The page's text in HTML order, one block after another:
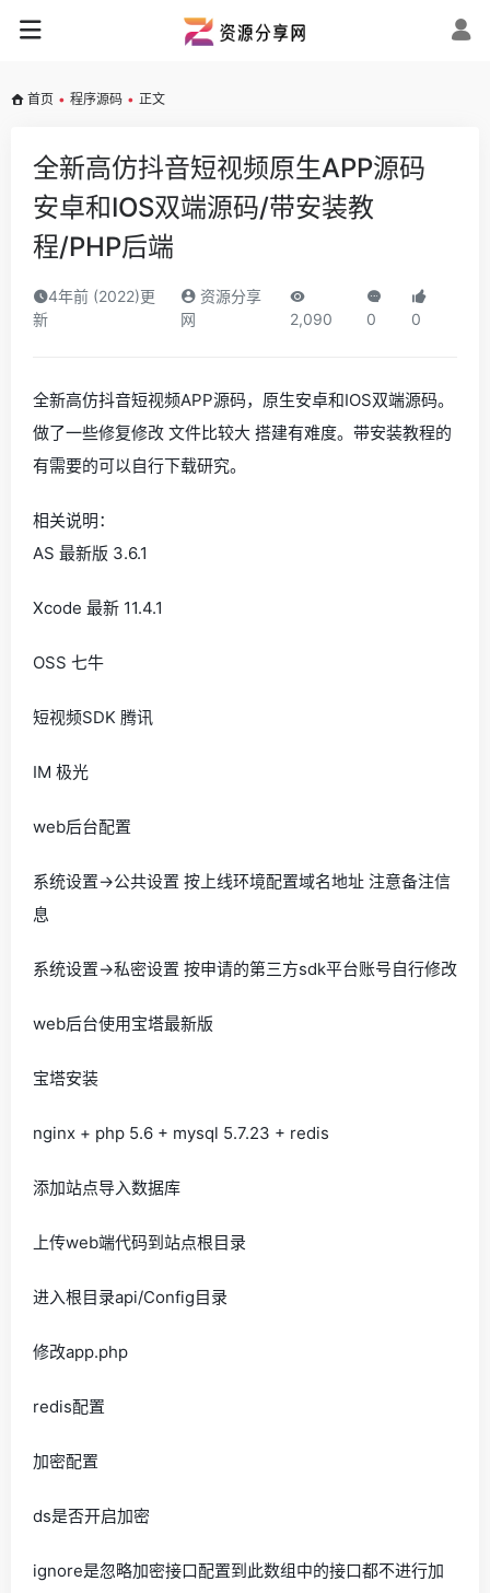
首页 • 程序源码 • 正文
全新高仿抖音短视频原生APP源码
安卓和IOS双端源码/带安装教
程/PHP后端
4年前 (2022)更
新
资源分享
网
2,090 0 0
全新高仿抖音短视频APP源码，原生安卓和IOS双端源码。
做了一些修复修改 文件比较大 搭建有难度。带安装教程的
有需要的可以自行下载研究。
相关说明：
AS 最新版 3.6.1
Xcode 最新 11.4.1
OSS 七牛
短视频SDK 腾讯
IM 极光
web后台配置
系统设置->公共设置 按上线环境配置域名地址 注意备注信
息
系统设置->私密设置 按申请的第三方sdk平台账号自行修改
web后台使用宝塔最新版
宝塔安装
nginx + php 5.6 + mysql 5.7.23 + redis
添加站点导入数据库
上传web端代码到站点根目录
进入根目录api/Config目录
修改app.php
redis配置
加密配置
ds是否开启加密
ignore是忽略加密接口配置到此数组中的接口都不进行加